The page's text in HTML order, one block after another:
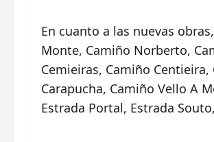
En cuanto a las nuevas
Monte, Camiño Norberto,
Cemieiras, Camiño
Carapucha, Camiño Vello A
Estrada Portal, Estrada